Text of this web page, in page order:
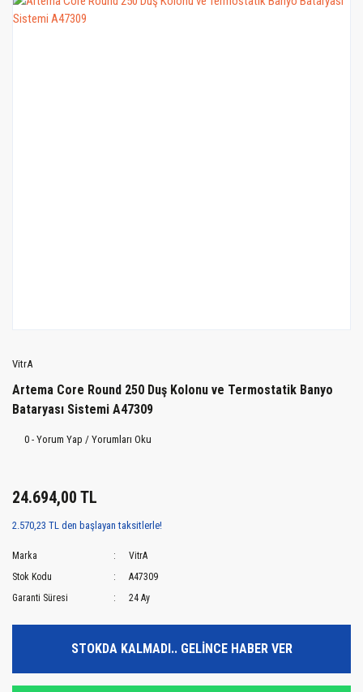
VitrA
Artema Core Round 250 Duş Kolonu ve Termostatik Banyo
Bataryası Sistemi A47309
0 - Yorum Yap / Yorumları Oku
24.694,00 TL
2.570,23 TL den başlayan taksitlerle!
Marka
VitrA
Stok Kodu
A47309
Garanti Süresi
24 Ay
STOKDA KALMADI.. GELİNCE HABER VER